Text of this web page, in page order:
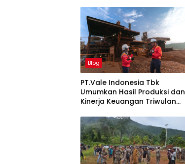
Blog
PT.Vale Indonesia Tbk
Umumkan Hasil Produksi dan
Kinerja Keuangan Triwulan